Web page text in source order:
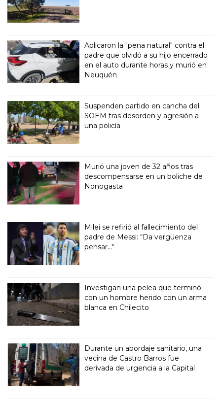
Aplicaron la "pena natural" contra el
padre que olvidó a su hijo encerrado
en el auto durante horas y murió en
Neuquén
Suspenden partido en cancha del
SOEM tras desorden y agresión a
una policía
Murió una joven de 32 años tras
descompensarse en un boliche de
Nonogasta
Milei se refirió al fallecimiento del
padre de Messi: “Da vergüenza
pensar..."
Investigan una pelea que terminó
con un hombre herido con un arma
blanca en Chilecito
Durante un abordaje sanitario, una
vecina de Castro Barros fue
derivada de urgencia a la Capital